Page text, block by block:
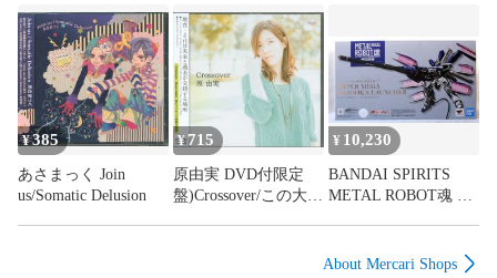
商品画像は参考画像を使用しており、実際の商品の状態は画
像と多少異なる場合がございます。
【配送について】
配送業者は当社指定の配送業者となります。
本商品は渋谷店より発送致します。
商品によって出荷地が異なるため、商品の同梱は承れませ
お客様の責任により荷物が返送された場合、返送料と再配達
クションカード
KOOK トレーディン
グカード
¥385
あさまっく Join
us/Somatic Delusion
¥ 715
原由実 DVD付限定
盤)Crossover/この大空
¥ 10,230
BANDAI SPIRITS
METAL ROBOT魂 Hi-
カ・ランチャー
About Mercari Shops